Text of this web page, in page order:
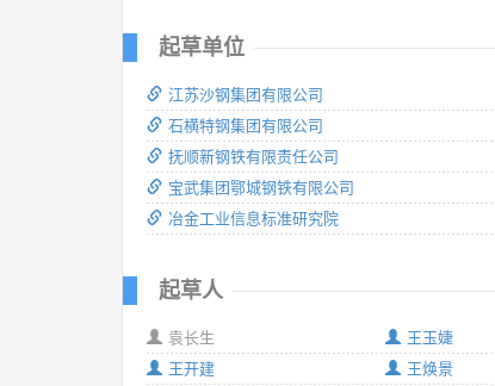
起草单位
江苏沙钢集团有限公司
石横特钢集团有限公司
抚顺新钢铁有限责任公司
宝武集团鄂城钢铁有限公司
冶金工业信息标准研究院
起草人
袁长生
王玉婕
王开建
王焕景